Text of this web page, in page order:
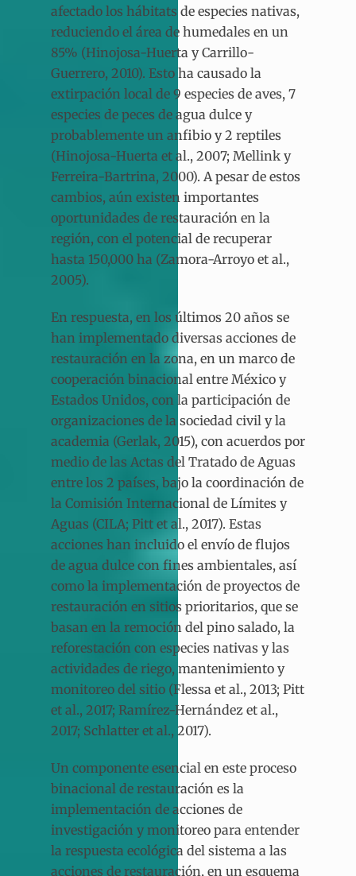
afectado los hábitats de especies nativas,
reduciendo el área de humedales en un
85% (Hinojosa-Huerta y Carrillo-
Guerrero, 2010). Esto ha causado la
extirpación local de 9 especies de aves, 7
especies de peces de agua dulce y
probablemente un anfibio y 2 reptiles
(Hinojosa-Huerta et al., 2007; Mellink y
Ferreira-Bartrina, 2000). A pesar de estos
cambios, aún existen importantes
oportunidades de restauración en la
región, con el potencial de recuperar
hasta 150,000 ha (Zamora-Arroyo et al.,
2005).
En respuesta, en los últimos 20 años se
han implementado diversas acciones de
restauración en la zona, en un marco de
cooperación binacional entre México y
Estados Unidos, con la participación de
organizaciones de la sociedad civil y la
academia (Gerlak, 2015), con acuerdos por
medio de las Actas del Tratado de Aguas
entre los 2 países, bajo la coordinación de
la Comisión Internacional de Límites y
Aguas (CILA; Pitt et al., 2017). Estas
acciones han incluido el envío de flujos
de agua dulce con fines ambientales, así
como la implementación de proyectos de
restauración en sitios prioritarios, que se
basan en la remoción del pino salado, la
reforestación con especies nativas y las
actividades de riego, mantenimiento y
monitoreo del sitio (Flessa et al., 2013; Pitt
et al., 2017; Ramírez-Hernández et al.,
2017; Schlatter et al., 2017).
Un componente esencial en este proceso
binacional de restauración es la
implementación de acciones de
investigación y monitoreo para entender
la respuesta ecológica del sistema a las
acciones de restauración, en un esquema